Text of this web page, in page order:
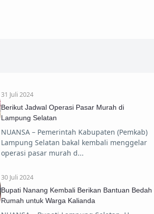
31 Juli 2024
Berikut Jadwal Operasi Pasar Murah di
Lampung Selatan
NUANSA – Pemerintah Kabupaten (Pemkab)
Lampung Selatan bakal kembali menggelar
operasi pasar murah d
30 Juli 2024
Bupati Nanang Kembali Berikan Bantuan Bedah
Rumah untuk Warga Kalianda